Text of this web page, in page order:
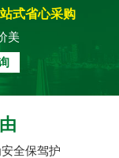
式省心采购
美
全保驾护